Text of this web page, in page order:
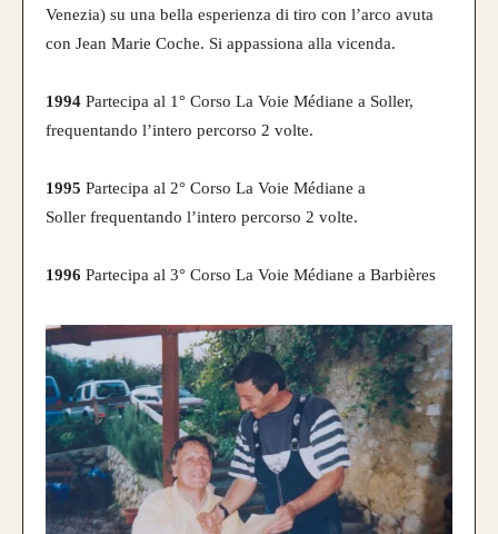
Venezia) su una bella esperienza di tiro con l’arco avuta
con Jean Marie Coche. Si appassiona alla vicenda.
1994 Partecipa al 1° Corso La Voie Médiane a Soller,
frequentando l’intero percorso 2 volte.
1995 Partecipa al 2° Corso La Voie Médiane a
Soller frequentando l’intero percorso 2 volte.
1996 Partecipa al 3° Corso La Voie Médiane a Barbières